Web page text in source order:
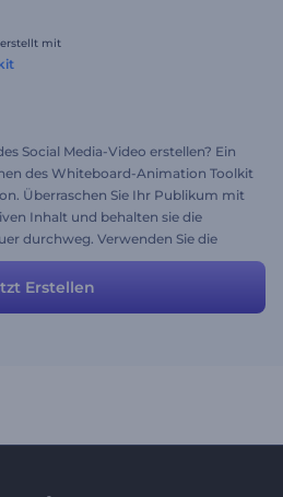
mit
Social Media-Video erstellen? Ein
des Whiteboard-Animation Toolkit
Überraschen Sie Ihr Publikum mit
Inhalt und behalten sie die
durchweg. Verwenden Sie die
Presets, um ein eigenes zu erstellen.
löschen Sie die Szenen, die Sie
Ergebnis zu erhalten.
Erstellen